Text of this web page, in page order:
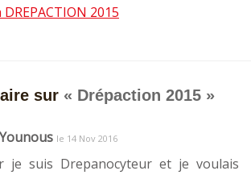
2015
sur « Drépaction 2015 »
le 14 Nov 2016
je suis Drepanocyteur et je voulais